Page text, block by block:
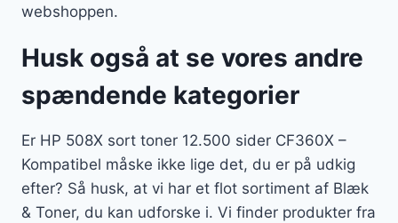
webshoppen.
Husk også at se vores andre
spændende kategorier
Er HP 508X sort toner 12.500 sider CF360X –
Kompatibel måske ikke lige det, du er på udkig
efter? Så husk, at vi har et flot sortiment af Blæk
& Toner, du kan udforske i. Vi finder produkter fra